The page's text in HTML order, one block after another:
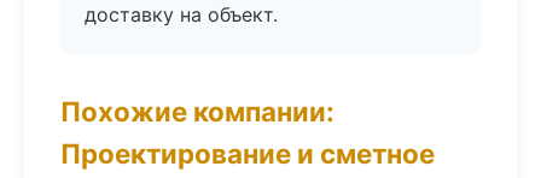
доставку на объект.
Похожие компании:
Проектирование и сметное